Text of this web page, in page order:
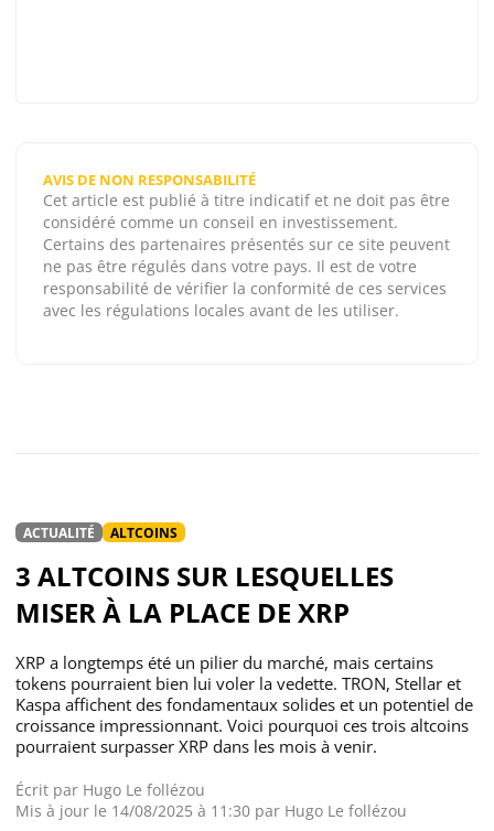
AVIS DE NON RESPONSABILITÉ
Cet article est publié à titre indicatif et ne doit pas être
considéré comme un conseil en investissement.
Certains des partenaires présentés sur ce site peuvent
ne pas être régulés dans votre pays. Il est de votre
responsabilité de vérifier la conformité de ces services
avec les régulations locales avant de les utiliser.
ACTUALITÉ ALTCOINS
3 ALTCOINS SUR LESQUELLES
MISER À LA PLACE DE XRP
XRP a longtemps été un pilier du marché, mais certains
tokens pourraient bien lui voler la vedette. TRON, Stellar et
Kaspa affichent des fondamentaux solides et un potentiel de
croissance impressionnant. Voici pourquoi ces trois altcoins
pourraient surpasser XRP dans les mois à venir.
Écrit par Hugo Le follézou
Mis à jour le 14/08/2025 à 11:30 par Hugo Le follézou